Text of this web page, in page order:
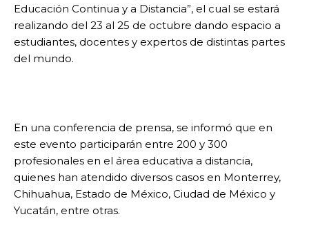
Educación Continua y a Distancia”, el cual se estará
realizando del 23 al 25 de octubre dando espacio a
estudiantes, docentes y expertos de distintas partes
del mundo.
En una conferencia de prensa, se informó que en
este evento participarán entre 200 y 300
profesionales en el área educativa a distancia,
quienes han atendido diversos casos en Monterrey,
Chihuahua, Estado de México, Ciudad de México y
Yucatán, entre otras.